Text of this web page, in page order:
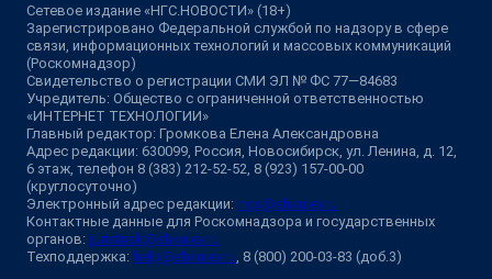
Сетевое издание «НГС.НОВОСТИ» (18+)
Зарегистрировано Федеральной службой по надзору в сфере
связи, информационных технологий и массовых коммуникаций
(Роскомнадзор)
Свидетельство о регистрации СМИ ЭЛ № ФС 77—84683
Учредитель: Общество с ограниченной ответственностью
«ИНТЕРНЕТ ТЕХНОЛОГИИ»
Главный редактор: Громкова Елена Александровна
Адрес редакции: 630099, Россия, Новосибирск, ул. Ленина, д. 12,
6 этаж, телефон 8 (383) 212-52-52, 8 (923) 157-00-00
(круглосуточно)
Электронный адрес редакции: ngs@shkulev.ru
Контактные данные для Роскомнадзора и государственных
органов: juristnsk@shkulev.ru
Техподдержка: help@shkulev.ru , 8 (800) 200-03-83 (доб.3)